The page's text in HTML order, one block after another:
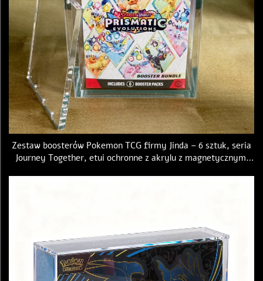
Zestaw boosterów Pokemon TCG firmy Jinda – 6 sztuk, seria
Journey Together, etui ochronne z akrylu z magnetycznymi